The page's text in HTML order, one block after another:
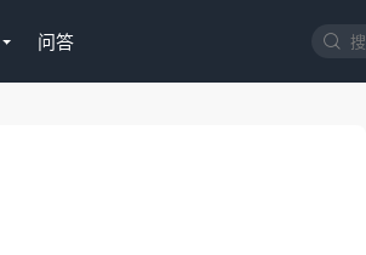

问答